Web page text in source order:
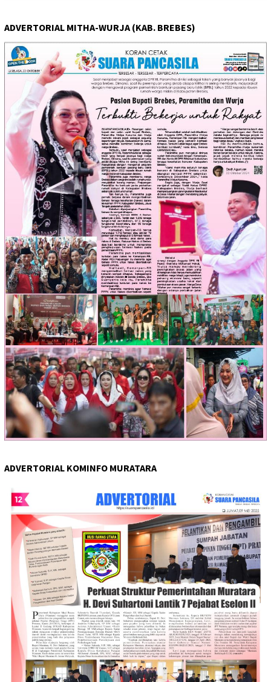
ADVERTORIAL MITHA-WURJA (KAB. BREBES)
ADVERTORIAL KOMINFO MURATARA